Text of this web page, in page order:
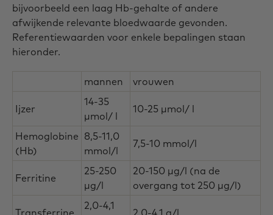
bijvoorbeeld een laag Hb-gehalte of andere
afwijkende relevante bloedwaarde gevonden.
Referentiewaarden voor enkele bepalingen staan
hieronder.
mannen vrouwen
Ijzer
14-35
µmol/ l
10-25 µmol/ l
Hemoglobine
(Hb)
8,5-11,0
mmol/l
7,5-10 mmol/l
Ferritine
25-250
µg/l
20-150 µg/l (na de
overgang tot 250 µg/l)
Transferrine
2,0-4,1
2,0-4,1 g/l